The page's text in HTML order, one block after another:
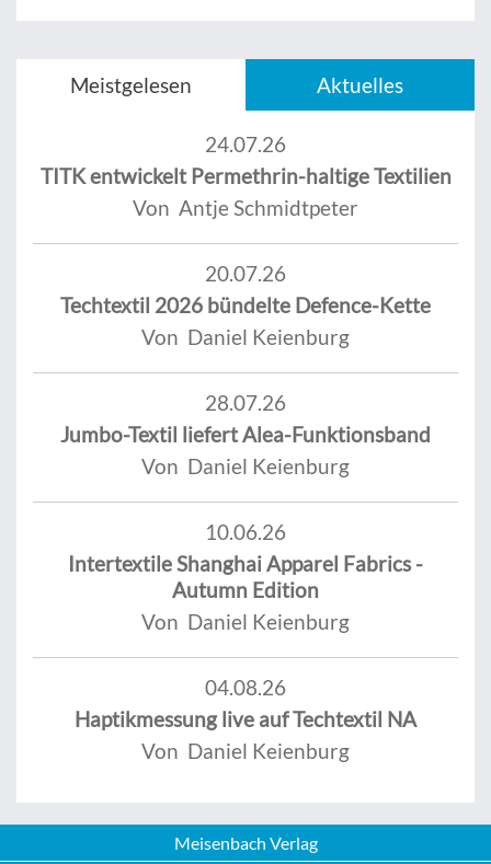
Meistgelesen Aktuelles
24.07.26
TITK entwickelt Permethrin-haltige Textilien
Von Antje Schmidtpeter
20.07.26
Techtextil 2026 bündelte Defence-Kette
Von Daniel Keienburg
28.07.26
Jumbo-Textil liefert Alea-Funktionsband
Von Daniel Keienburg
10.06.26
Intertextile Shanghai Apparel Fabrics -
Autumn Edition
Von Daniel Keienburg
04.08.26
Haptikmessung live auf Techtextil NA
Von Daniel Keienburg
Meisenbach Verlag